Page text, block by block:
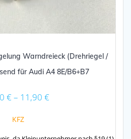
Warndreieck (Drehriegel /
für Audi A4 8E/B6+B7
€– 11,90 €
KFZ